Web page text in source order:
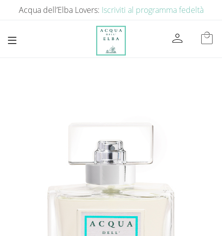
Acqua dell’Elba Lovers: Iscriviti al programma fedeltà
person local_mall